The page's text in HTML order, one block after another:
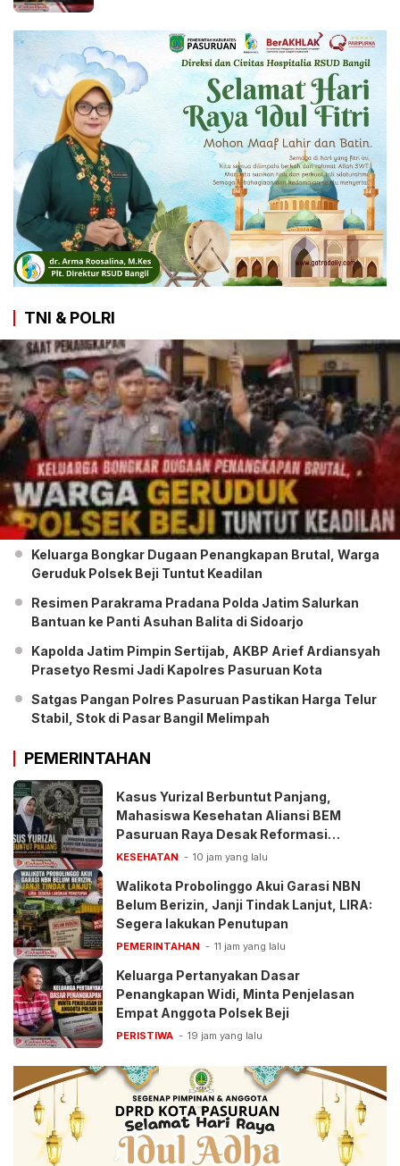
TNI & POLRI
Keluarga Bongkar Dugaan Penangkapan Brutal, Warga
Geruduk Polsek Beji Tuntut Keadilan
Resimen Parakrama Pradana Polda Jatim Salurkan
Bantuan ke Panti Asuhan Balita di Sidoarjo
Kapolda Jatim Pimpin Sertijab, AKBP Arief Ardiansyah
Prasetyo Resmi Jadi Kapolres Pasuruan Kota
Satgas Pangan Polres Pasuruan Pastikan Harga Telur
Stabil, Stok di Pasar Bangil Melimpah
PEMERINTAHAN
Kasus Yurizal Berbuntut Panjang,
Mahasiswa Kesehatan Aliansi BEM
Pasuruan Raya Desak Reformasi
Pelayanan BPJS
KESEHATAN 10 jam yang lalu
Walikota Probolinggo Akui Garasi NBN
Belum Berizin, Janji Tindak Lanjut, LIRA:
Segera lakukan Penutupan
PEMERINTAHAN 11 jam yang lalu
Keluarga Pertanyakan Dasar
Penangkapan Widi, Minta Penjelasan
Empat Anggota Polsek Beji
PERISTIWA 19 jam yang lalu